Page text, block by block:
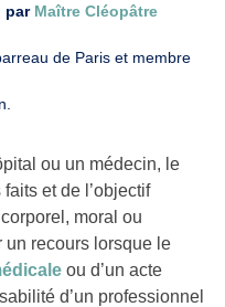
par Maître Cléopâtre
de Paris et membre
ou un médecin, le
et de l’objectif
moral ou
un recours lorsque le
ou d’un acte
d’un professionnel